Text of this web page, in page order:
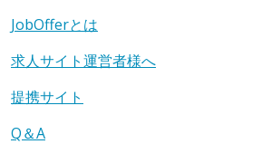
JobOfferとは
求人サイト運営者様へ
提携サイト
Q＆A